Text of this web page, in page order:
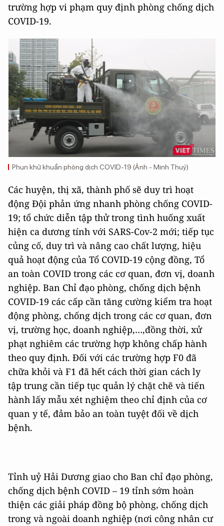
trường hợp vi phạm quy định phòng chống dịch
COVID-19.
Phun khử khuẩn phòng dịch COVID-19 (Ảnh - Minh Thuý)
Các huyện, thị xã, thành phố sẽ duy trì hoạt
động Đội phản ứng nhanh phòng chống COVID-
19; tổ chức diễn tập thử trong tình huống xuất
hiện ca dương tính với SARS-Cov-2 mới; tiếp tục
củng cố, duy trì và nâng cao chất lượng, hiệu
quả hoạt động của Tổ COVID-19 cộng đồng, Tổ
an toàn COVID trong các cơ quan, đơn vị, doanh
nghiệp. Ban Chỉ đạo phòng, chống dịch bệnh
COVID-19 các cấp cần tăng cường kiểm tra hoạt
động phòng, chống dịch trong các cơ quan, đơn
vị, trường học, doanh nghiệp,…,đồng thời, xử
phạt nghiêm các trường hợp không chấp hành
theo quy định. Đối với các trường hợp F0 đã
chữa khỏi và F1 đã hết cách thời gian cách ly
tập trung cần tiếp tục quản lý chặt chẽ và tiến
hành lấy mẫu xét nghiệm theo chỉ định của cơ
quan y tế, đảm bảo an toàn tuyệt đối về dịch
bệnh.
Tỉnh uỷ Hải Dương giao cho Ban chỉ đạo phòng,
chống dịch bệnh COVID – 19 tỉnh sớm hoàn
thiện các giải pháp đồng bộ phòng, chống dịch
trong và ngoài doanh nghiệp (nơi công nhân cư